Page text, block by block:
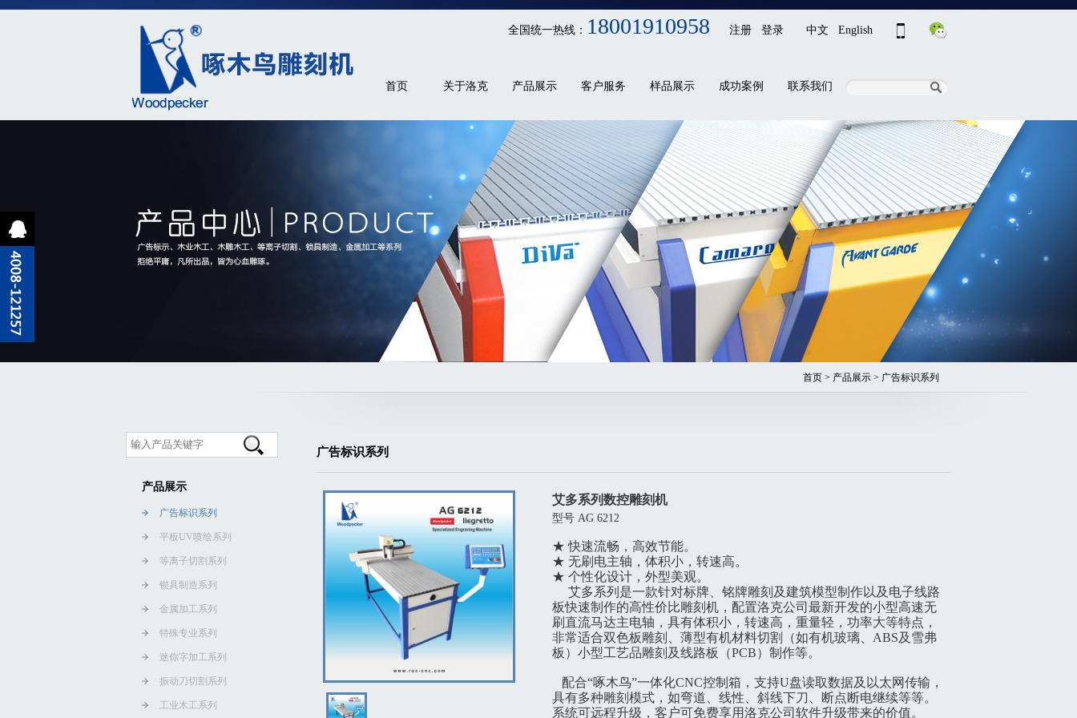
全国统一热线： 18001910958 注册 登录 中文 English
首页 关于洛克 产品展示 客户服务 样品展示 成功案例 联系我们
首页 > 产品展示 > 广告标识系列
产品展示
广告标识系列
平板UV喷绘系列
等离子切割系列
锁具制造系列
金属加工系列
特殊专业系列
迷你字加工系列
振动刀切割系列
工业木工系列
广告标识系列
艾多系列数控雕刻机
型号 AG 6212
★ 快速流畅，高效节能。
★ 无刷电主轴，体积小，转速高。
★ 个性化设计，外型美观。
艾多系列是一款针对标牌、铭牌雕刻及建筑模型制作以及电子线路
板快速制作的高性价比雕刻机，配置洛克公司最新开发的小型高速无
刷直流马达主电轴，具有体积小，转速高，重量轻，功率大等特点，
非常适合双色板雕刻、薄型有机材料切割（如有机玻璃、ABS及雪弗
板）小型工艺品雕刻及线路板（PCB）制作等。
配合“啄木鸟”一体化CNC控制箱，支持U盘读取数据及以太网传输，
具有多种雕刻模式，如弯道、线性、斜线下刀、断点断电继续等等。
系统可远程升级，客户可免费享用洛克公司软件升级带来的价值。